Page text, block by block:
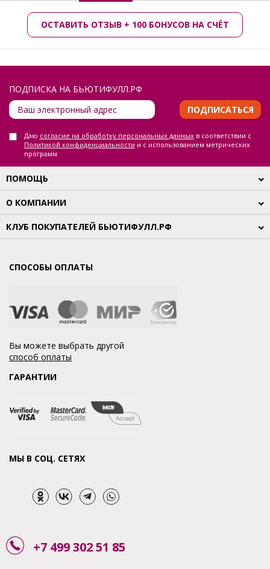
ОСТАВИТЬ ОТЗЫВ + 100 БОНУСОВ НА СЧЁТ
ПОДПИСКА НА БЬЮТИФУЛЛ.РФ
ПОДПИСАТЬСЯ
Даю согласие на обработку персональных данныхв соответствии с
Политикой конфиденциальности и с использованием метрических
программ
ПОМОЩЬ
О КОМПАНИИ
КЛУБ ПОКУПАТЕЛЕЙ БЬЮТИФУЛЛ.РФ
СПОСОБЫ ОПЛАТЫ
Вы можете выбрать другой
способ оплаты
ГАРАНТИИ
МЫ В СОЦ. СЕТЯХ
+7 499 302 51 85